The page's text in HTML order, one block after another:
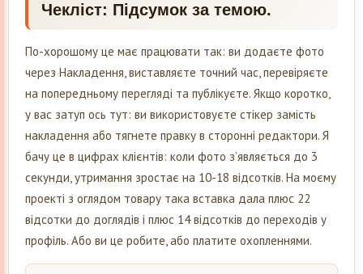
Чекліст: Підсумок за темою.
По-хорошому це має працювати так: ви додаєте фото
через Накладення, виставляєте точний час, перевіряєте
на попередньому перегляді та публікуєте. Якщо коротко,
у вас затуп ось тут: ви використовуєте стікер замість
накладення або тягнете правку в сторонні редактори. Я
бачу це в цифрах клієнтів: коли фото з’являється до 3
секунди, утримання зростає на 10-18 відсотків. На моєму
проекті з оглядом товару така вставка дала плюс 22
відсотки до доглядів і плюс 14 відсотків до переходів у
профіль. Або ви це робите, або платите охопленнями.